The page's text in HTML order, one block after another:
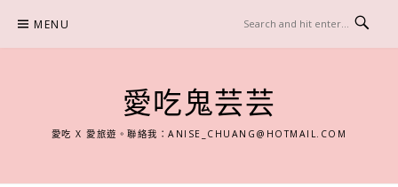
content
MENU
愛吃鬼芸芸
愛吃 X 愛旅遊。聯絡我：ANISE_CHUANG@HOTMAIL.COM